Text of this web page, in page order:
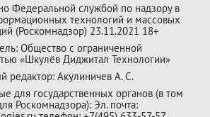
Федеральной службой по надзору в
технологий и массовых
(Роскомнадзор) 23.11.2021 18+
Общество с ограниченной
«Шкулёв Диджитал Технологии»
редактор: Акулиничев А. С.
для государственных органов (в том
Роскомнадзора): Эл. почта: